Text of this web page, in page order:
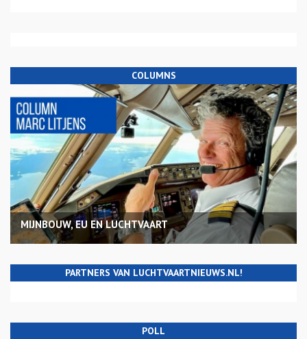
COLUMNS
MIJNBOUW, EU EN LUCHTVAART
PARTNERS VAN LUCHTVAARTNIEUWS.NL!
POLL